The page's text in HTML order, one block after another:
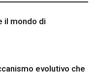
il mondo di
evolutivo che